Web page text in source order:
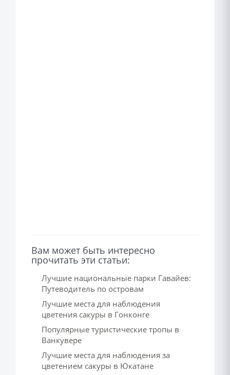
Вам может быть интересно
прочитать эти статьи:
Лучшие национальные парки Гавайев:
Путеводитель по островам
Лучшие места для наблюдения
цветения сакуры в Гонконге
Популярные туристические тропы в
Ванкувере
Лучшие места для наблюдения за
цветением сакуры в Юкатане